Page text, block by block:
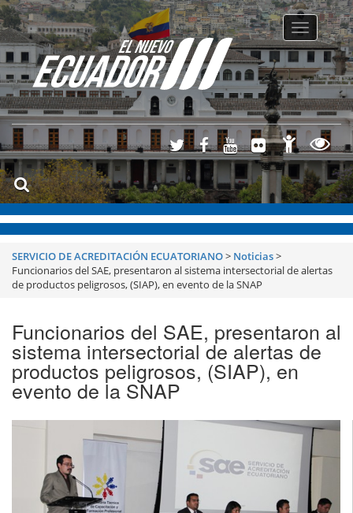
Toggle
SERVICIO DE ACREDITACIÓN ECUATORIANO> Noticias>
Funcionarios del SAE, presentaron al sistema intersectorial de alertas
de productos peligrosos, (SIAP), en evento de la SNAP
Funcionarios del SAE, presentaron al
sistema intersectorial de alertas de
productos peligrosos, (SIAP), en
evento de la SNAP